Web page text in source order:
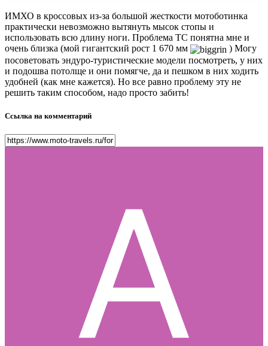
ИМХО в кроссовых из-за большой жесткости мотоботинка
практически невозможно вытянуть мысок стопы и
использовать всю длину ноги. Проблема ТС понятна мне и
очень близка (мой гигантский рост 1 670 мм
) Могу
посоветовать эндуро-туристические модели посмотреть, у них
и подошва потолще и они помягче, да и пешком в них ходить
удобней (как мне кажется). Но все равно проблему эту не
решить таким способом, надо просто забить!
Ссылка на комментарий